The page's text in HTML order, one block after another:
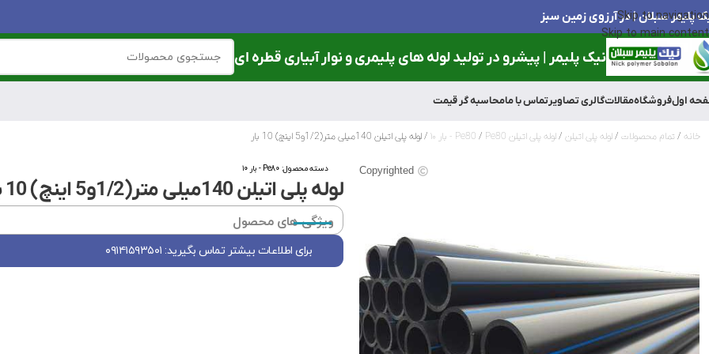
Skip to navigation
Skip to main content
پلیمر سبلان | در آرزوی زمین سبز
نیک پلیمر | پیشرو در تولید لوله های پلیمری و نوار آبیاری قطره ای
اولفروشگاهمقالاتگالری تصاویرتماس با مامحاسبه گر قیمت
خانه تمام محصولات لوله پلی اتیلن لوله پلی اتیلن Pe80 Pe80 - بار ۱۰ لوله پلی اتیلن 140میلی متر(1/2و5 اینچ) 10 بار
Copyrighted دسته محصول: Pe80 - بار ۱۰
لوله پلی اتیلن 140میلی متر(1/2و5 اینچ) 10 بار
ویژگی های محصول
برای اطلاعات بیشتر تماس بگیرید: ۰۹۱۴۱۵۹۳۵۰۱